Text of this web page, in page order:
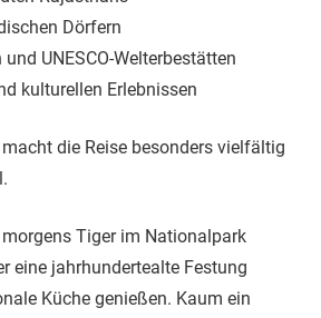
Dörfern
UNESCO-Welterbestätten
kulturellen Erlebnissen
die Reise besonders vielfältig
morgens Tiger im Nationalpark
eine jahrhundertealte Festung
Küche genießen. Kaum ein